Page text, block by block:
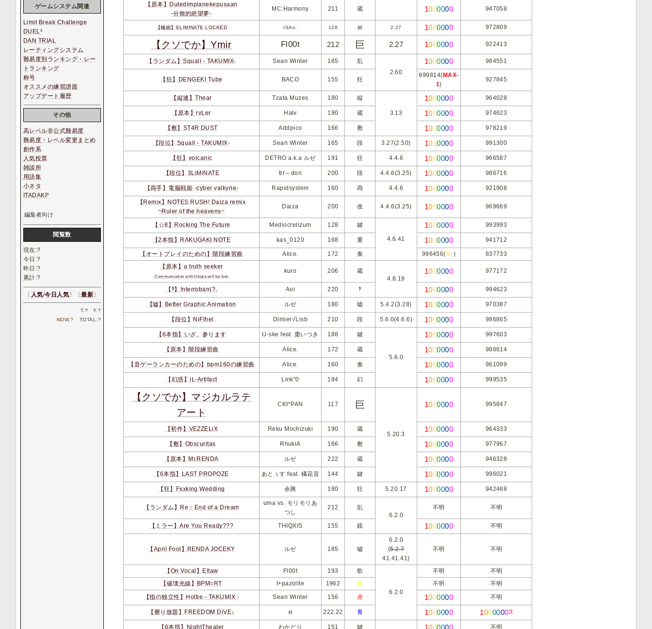
【原本】Dutedimpianekepusaan
-分散的絶望夢-
MC:Harmony 211 蔵 1000000 947058
【極細】ELIMINATE LOCKED ISAo. 128 細 2.27 1000000 972809
【クソでか】Ymir Fl00t 212 巨 2.27 1000000 922413
【ランダム】Squall - TAKUMIX- Sean Winter 165
乱
2.60
1000000 984551
【狂】DENGEKI Tube BACO 155 狂
999814(MAX-
1)
927845
【縦連】Thear Tzata Muzes 180 縦
3.13
1000000 964028
【原本】rvLer Halv 190 蔵 1000000 974623
【敷】ST4R DUST Addpico 166 敷 1000000 978219
【段位】Squall - TAKUMIX- Sean Winter 165 段 3.27(2.50) 1000000 991300
【狂】volcanic DETRO a.k.a ルゼ 191 狂 4.4.6 1000000 966587
【段位】3LiMiNATE trr⇔don 200 段 4.4.6(3.25) 1000000 986716
【両手】電脳戦姫 -cyber valkyrie- Rapidsystem 160 両 4.4.6 1000000 921908
【Remix】NOTES RUSH! Daiza remix
~Ruler of the heavens~
Daiza 200 改 4.4.6(3.25) 1000000 969669
【☆8】Rocking The Future Mediocrelizum 128 鍵
4.6.41
1000000 993993
【2本指】RAKUGAKI NOTE kas_0120 168 重 1000000 941712
【オートプレイのための】階段練習曲 Alice. 172 奏 996456(S+)
837733
【原本】a truth seeker
-Communication with Utopia will be lost-
kuro 206
蔵
4.8.19
1000000 977172
【‽】!nterroban(?, Aoi 220 ‽ 1000000 994623
【嘘】Better Graphic Animation ルゼ 180 嘘 5.4.2(3.28) 1000000 970387
【段位】NiFlhel Dimier√Lisb 210 段 5.6.0(4.6.6) 1000000 986865
【6本指】いざ、参ります U-ske feat. 棗いつき 188 鍵
5.6.0
1000000 997603
【原本】階段練習曲 Alice. 172 蔵 1000000 986614
【音ゲーランカーのための】bpm160の練習曲 Alice. 160 奏 1000000 961099
【幻惑】iL-Artifact Link"0 184 幻 1000000 999535
【クソでか】マジカルラテ
アート
CKI*PAN 117 巨
5.20.3
1000000 995847
【初作】VEZZELiX Reku Mochizuki 190 蔵 1000000 964333
【敷】Obscuritas RhukiA 166 敷 1000000 977967
【原本】Mr.RENDA ルゼ 222 蔵 1000000 946328
【6本指】LAST PROPOZE あとぅす feat. 橘花音 144 鍵 1000000 996021
【狂】Fxxking Wedding 余興 180 狂 5.20.17 1000000 942468
【ランダム】Re：End of a Dream
uma vs. モリモリあ
つし
212
乱
6.2.0
不明 不明
【ミラー】Are You Ready??? THIQXIS 155 鏡 1000000 不明
【April Fool】RENDA JOCEKY ルゼ 185 嘘
6.2.0
(5.2.7
41.41.41)
不明 不明
【On Vocal】Eltaw Fl00t 193 歌
6.2.0
不明
不明
【破壊光線】BPM=RT
t+pazolite 1962 黄 不明
不明
【指の独立性】Hottie - TAKUMIX -
Sean Winter 156 赤 1000000 不明
【擦り放題】FREEDOM DiVE↓ xi 222.22 青 1000000 1000000*2
【6本指】NightTheater わかどり 151 鍵 1000000 不明
ゲームシステム関連
Limit Break Challenge
DUEL³
DAN TRIAL
レーティングシステム
難易度別ランキング・レー
トランキング
称号
オススメの練習譜面
アップデート履歴
その他
高レベル非公式難易度
難易度・レベル変更まとめ
創作系
人気投票
雑談所
用語集
小ネタ
ITADAKI³
編集者向け
閲覧数
現在:?
今日:?
昨日:?
累計:?
〔 人気/今日人気〕〔最新〕
T. ? Y. ?
NOW.? TOTAL. ?